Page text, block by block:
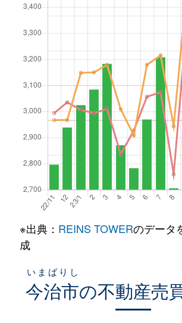
※出典： REINS TOWERのデータ
成
今治市
いまばりし
の不動産売